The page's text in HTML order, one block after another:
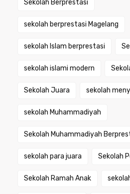
Sekolah Berprestasi
sekolah berprestasi Magelang
sekolah Islam berprestasi
sekolah islami modern
Sekolah Juara sekolah
sekolah Muhammadiyah
Sekolah Muhammadiyah
sekolah para juara Sekolah
Sekolah Ramah Anak